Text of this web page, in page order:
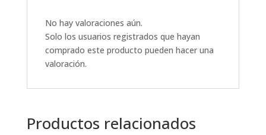
No hay valoraciones aún.
Solo los usuarios registrados que hayan
comprado este producto pueden hacer una
valoración.
Productos relacionados